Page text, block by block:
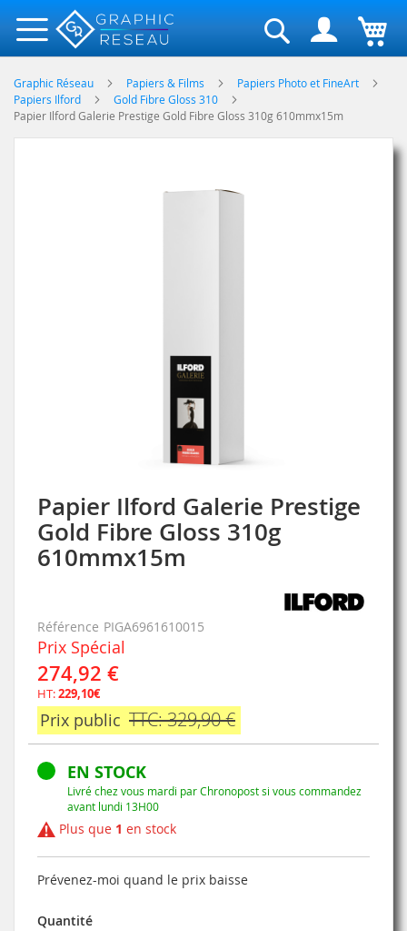
Rechercher
Graphic Réseau Papiers & Films
Papiers Photo et FineArt
Papiers Ilford
Gold Fibre Gloss 310
Papier Ilford Galerie Prestige Gold Fibre Gloss 310g 610mmx15m
Papier Ilford Galerie Prestige
Gold Fibre Gloss 310g
610mmx15m
Référence PIGA6961610015
Prix Spécial
274,92 €
HT:229,10€
Prix public TTC: 329,90 €
EN STOCK
Livré chez vous mardi par Chronopost si vous commandez
avant lundi 13H00
Plus que 1 en stock
Prévenez-moi quand le prix baisse
Quantité
Skip
to
the
beginning
gallery